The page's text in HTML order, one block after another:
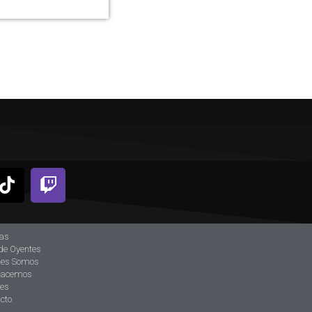
Oyentes
Somos